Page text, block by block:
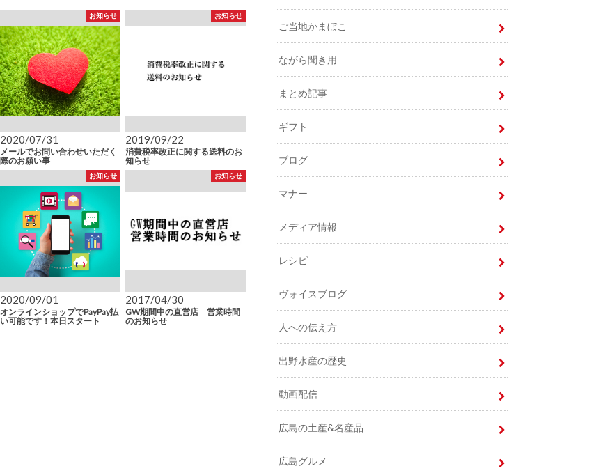
お知らせ
2020/07/31
メールでお問い合わせいただく
際のお願い事
お知らせ
2019/09/22
消費税率改正に関する送料のお
知らせ
お知らせ
2020/09/01
オンラインショップでPayPay払
い可能です！本日スタート
お知らせ
2017/04/30
GW期間中の直営店 営業時間
のお知らせ
ご当地かまぼこ
ながら聞き用
まとめ記事
ギフト
ブログ
マナー
メディア情報
レシピ
ヴォイスブログ
人への伝え方
出野水産の歴史
動画配信
広島の土産&名産品
広島グルメ